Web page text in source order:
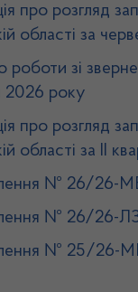
про розгляд
області за
роботи зі
2026 року
про розгляд
області за ІI
№ 26/26-
№ 26/26-
№ 25/26-